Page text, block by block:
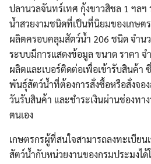
ปลานวลจันทร์เทศ กุ้งขาวสิชล 1 ฯลฯ
น้ำสวยงามชนิดที่เป็นที่นิยมของเกษต
ผลิตครอบคลุมสัตว์น้ำ 206 ชนิด จำน
ระบบมีการแสดงข้อมูล ขนาด ราคา
ผลิตและเบอร์ติดต่อเพื่อเข้ารับสินค้า
พันธุ์สัตว์น้ำที่ต้องการสั่งซื้อหรือสั่งจอง
วันรับสินค้า และชำระเงินผ่านช่องทา
ตนเอง
เกษตรกรผู้ที่สนใจสามารถลงทะเบียน
สัตว์น้ำกับหน่วยงานของกรมประมงได้